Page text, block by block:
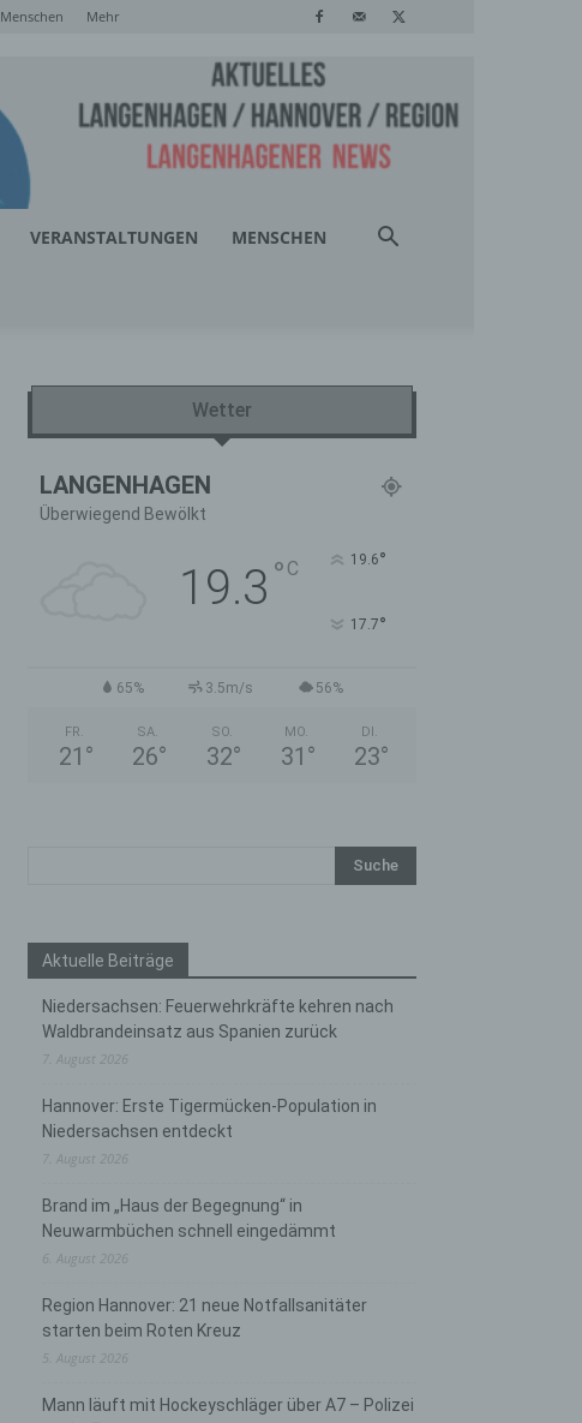
Menschen Mehr
VERANSTALTUNGEN MENSCHEN
Wetter
LANGENHAGEN
Überwiegend Bewölkt
19.3 ° C 19.6°
17.7°
65% 3.5m/s 56%
FR.
21 °
SA.
26°
SO.
32°
MO.
31 °
DI.
23°
Aktuelle Beiträge
Niedersachsen: Feuerwehrkräfte kehren nach
Waldbrandeinsatz aus Spanien zurück
7. August 2026
Hannover: Erste Tigermücken-Population in
Niedersachsen entdeckt
7. August 2026
Brand im „Haus der Begegnung“ in
Neuwarmbüchen schnell eingedämmt
6. August 2026
Region Hannover: 21 neue Notfallsanitäter
starten beim Roten Kreuz
5. August 2026
Mann läuft mit Hockeyschläger über A7 – Polizei